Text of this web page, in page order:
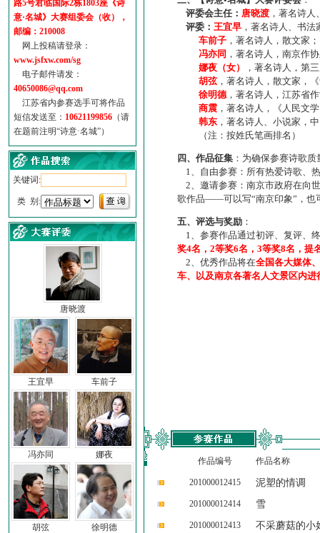
路5号君临国际2栋1803座《诗
意·名城》大赛组委会（收），
邮编：210008
网上投稿请登录：
www.jsfxw.com/sg
电子邮件请发：
40650086@qq.com
江苏省内参赛选手可将作品
短信发送至： 10621199856 （请
在题前注明“诗意·名城”）
关键词:
类 别:
唐晓渡
王宜早 车前子
冯亦同 娜夜
胡弦 徐明德
评委会主任： 唐晓渡 ，著名诗
评委： 王宜早 ，著名诗人、书
车前子 ，著名诗人，散文家；
冯亦同 ，著名诗人，南京作
娜夜（女）
，著名诗人，第
胡弦，著名诗人，散文家，
徐明德，著名诗人，江苏省
商震 ，著名诗人，《人民文
韩东 ，著名诗人、小说家，
（注：按姓氏笔画排名）
四、作品征集 ：为确保参赛诗歌
1、自由参赛：所有热爱诗歌、
2、邀请参赛：南京市政府在向
歌作品——可以写“南京印象”，也
五、评选与奖励 ：
1、参赛作品通过初评、复评、
奖4名，2等奖6名，3等奖8名，提
2、优秀作品将在全国各大媒体
车、以及南京各著名人文景区内进
作品编号 作品名称
201000012415 泥塑的情调
201000012414 雪
201000012413 不采蘑菇的小